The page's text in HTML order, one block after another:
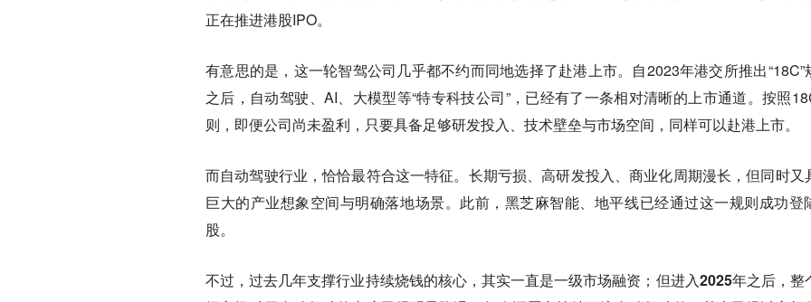
正在推进港股IPO。
有意思的是， 这一轮智驾公司几乎都不约而同地选择了赴港上市。自2023年港交所推出“18C”
之后，自动驾驶、AI、大模型等“特专科技公司”，已经有了一条相对清晰的上市通道。按照
则，即便公司尚未盈利，只要具备足够研发投入、技术壁垒与市场空间，同样可以赴港上市。
而自动驾驶行业，恰恰最符合这一特征。长期亏损、高研发投入、商业化周期漫长，但同时又
巨大的产业想象空间与明确落地场景。此前，黑芝麻智能、地平线已经通过这一规则成功登
股。
不过，过去几年支撑行业持续烧钱的核心，其实一直是一级市场融资；但进入2025年之后，整